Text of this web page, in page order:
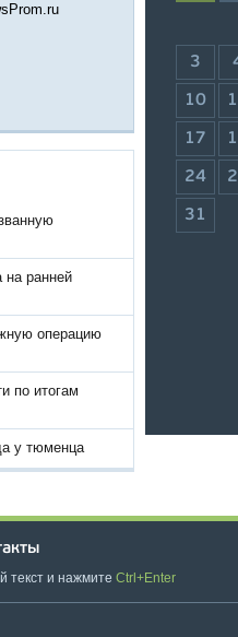
на ранней
операцию
по итогам
у тюменца
3
10
17
24
31
текст и нажмите Ctrl+Enter